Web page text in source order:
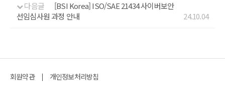
다음글
[BSI Korea] ISO/SAE 21434 사이버보안
선임심사원 과정 안내
24.10.04
회원약관 개인정보처리방침